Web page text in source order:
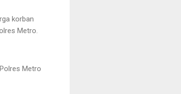
korban
Metro.
Metro